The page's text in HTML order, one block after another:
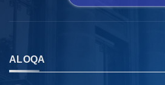
ALOQA